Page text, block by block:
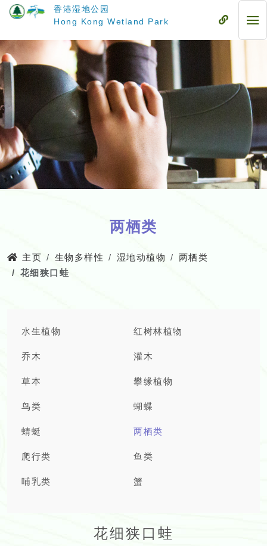
要
内
容
香港湿地公园
Hong Kong Wetland Park
流
流
动
两栖类
主页 生物多样性 湿地动植物
两栖类
花细狭口蛙
水生植物 红树林植物
乔木 灌木
草本 攀缘植物
鸟类 蝴蝶
蜻蜓 两栖类
爬行类 鱼类
哺乳类 蟹
花细狭口蛙